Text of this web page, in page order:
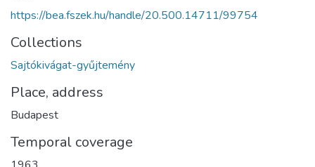
https://bea.fszek.hu/handle/20.500.14711/99754
Collections
Sajtókivágat-gyűjtemény
Place, address
Budapest
Temporal coverage